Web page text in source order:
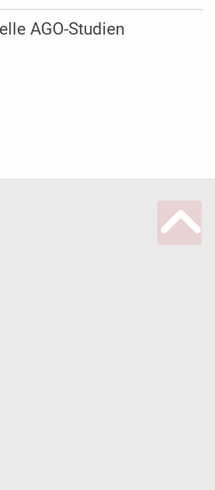
AGO-Studien